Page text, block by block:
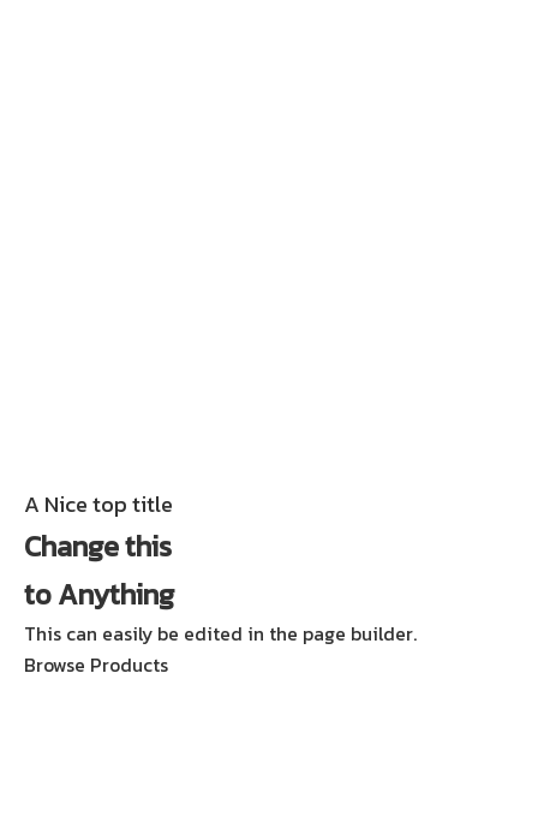
A Nice top title
Change this
to Anything
This can easily be edited in the page builder.
Browse Products